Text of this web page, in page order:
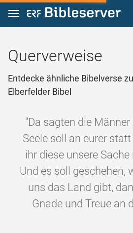
Zum Inhalt springen
Querverweise
Entdecke ähnliche Bibelverse zu
Elberfelder Bibel
"Da sagten die Männer
Seele soll an eurer
ihr diese unsere
Und es soll geschehen,
uns das Land gibt,
Gnade und Treue an